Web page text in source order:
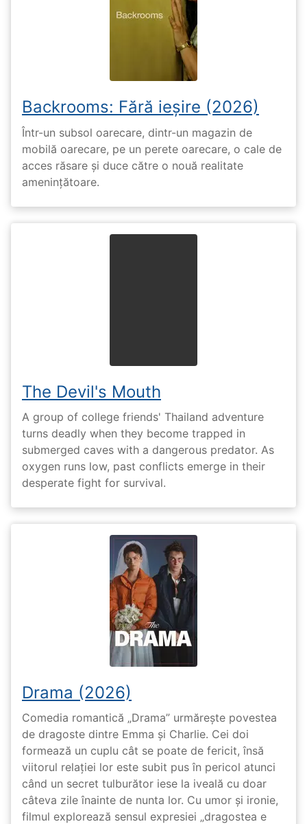
Backrooms: Fără ieșire (2026)
Într-un subsol oarecare, dintr-un magazin de
mobilă oarecare, pe un perete oarecare, o cale de
acces răsare și duce către o nouă realitate
amenințătoare.
The Devil's Mouth
A group of college friends' Thailand adventure
turns deadly when they become trapped in
submerged caves with a dangerous predator. As
oxygen runs low, past conflicts emerge in their
desperate fight for survival.
Drama (2026)
Comedia romantică „Drama” urmărește povestea
de dragoste dintre Emma și Charlie. Cei doi
formează un cuplu cât se poate de fericit, însă
viitorul relației lor este subit pus în pericol atunci
când un secret tulburător iese la iveală cu doar
câteva zile înainte de nunta lor. Cu umor și ironie,
filmul explorează sensul expresiei „dragostea e